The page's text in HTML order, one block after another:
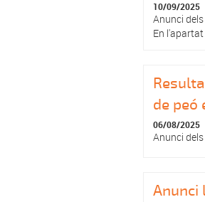
10/09/2025
Anunci
En
de peó
06/08/2025
Anunci
Anunci